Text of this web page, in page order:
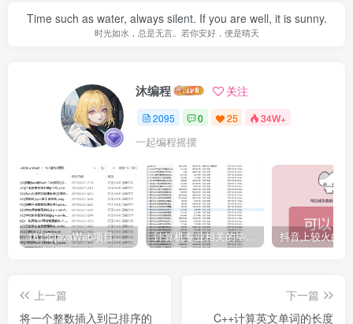
Time such as water, always silent. If you are well, it is sunny.
时光如水，总是无言。若你安好，便是晴天
沐编程 关注
2095 0 25 34W+
一起编程摇摆
161套javaWeb项目源码免费分享 计算机专业相关的毕业设计论文合集免费下载
上一篇
将一个整数插入到已排序的
下一篇
C++计算英文单词的长度